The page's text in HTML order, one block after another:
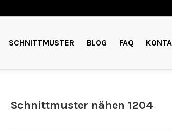
SCHNITTMUSTER BLOG FAQ
Schnittmuster nähen 1204